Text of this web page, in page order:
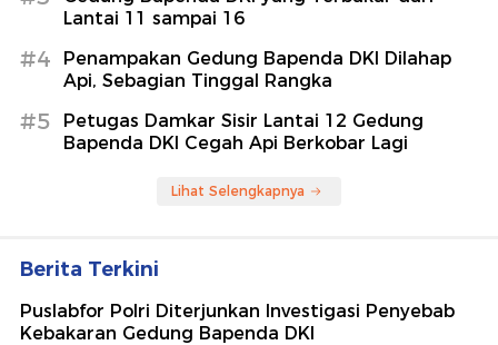
Lantai 11 sampai 16
#4
Penampakan Gedung Bapenda DKI Dilahap
Api, Sebagian Tinggal Rangka
#5
Petugas Damkar Sisir Lantai 12 Gedung
Bapenda DKI Cegah Api Berkobar Lagi
Lihat Selengkapnya
Berita Terkini
Puslabfor Polri Diterjunkan Investigasi Penyebab
Kebakaran Gedung Bapenda DKI